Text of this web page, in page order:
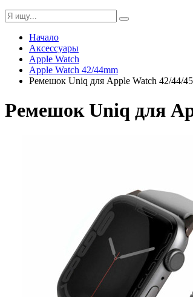
Начало
Аксессуары
Apple Watch
Apple Watch 42/44mm
Ремешок Uniq для Apple Watch 42/44/
Ремешок Uniq для